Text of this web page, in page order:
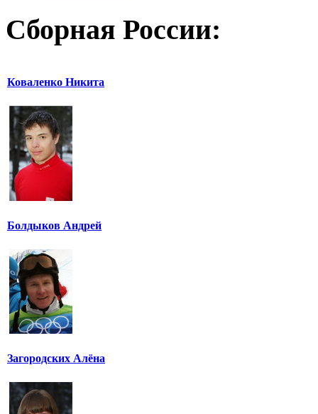
Сборная России:
Коваленко Никита
Болдыков Андрей
Загородских Алёна